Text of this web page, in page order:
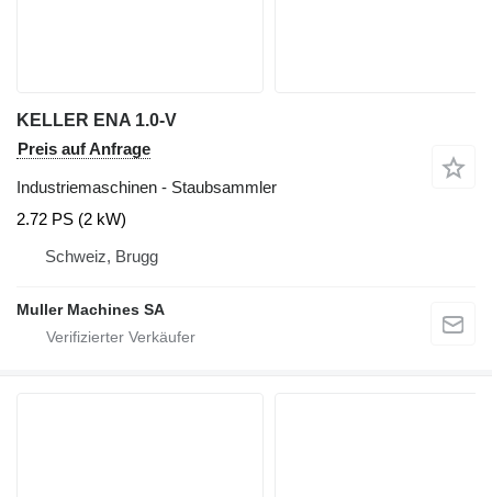
KELLER ENA 1.0-V
Preis auf Anfrage
Industriemaschinen - Staubsammler
2.72 PS (2 kW)
Schweiz, Brugg
Muller Machines SA